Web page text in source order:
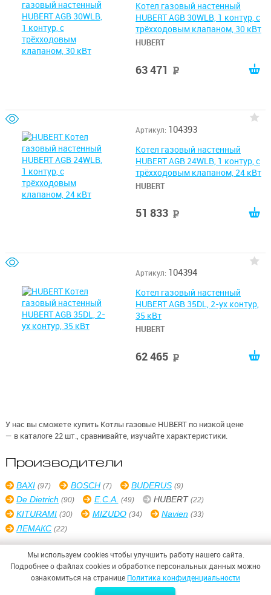
Котел газовый настенный
HUBERT AGB 30WLB, 1 контур, с
трёхходовым клапаном, 30 кВт
HUBERT
63 471
Артикул: 104393
Котел газовый настенный
HUBERT AGB 24WLB, 1 контур, с
трёхходовым клапаном, 24 кВт
HUBERT
51 833
Артикул: 104394
Котел газовый настенный
HUBERT AGB 35DL, 2-ух контур,
35 кВт
HUBERT
62 465
У нас вы сможете купить Котлы газовые HUBERT по низкой цене
— в каталоге 22 шт., сравнивайте, изучайте характеристики.
Производители
BAXI (97) BOSCH (7) BUDERUS (9)
De Dietrich (90) E.C.A. (49) HUBERT (22)
KITURAMI (30) MIZUDO (34) Navien (33)
ЛЕМАКС (22)
ООО «СИНТЕЗ БЕЗОПАСНОСТИ»
Мы используем cookies чтобы улучшить работу нашего сайта.
Подробнее о файлах cookies и обработке персональных данных можно
ознакомиться на странице Политика конфиденциальности